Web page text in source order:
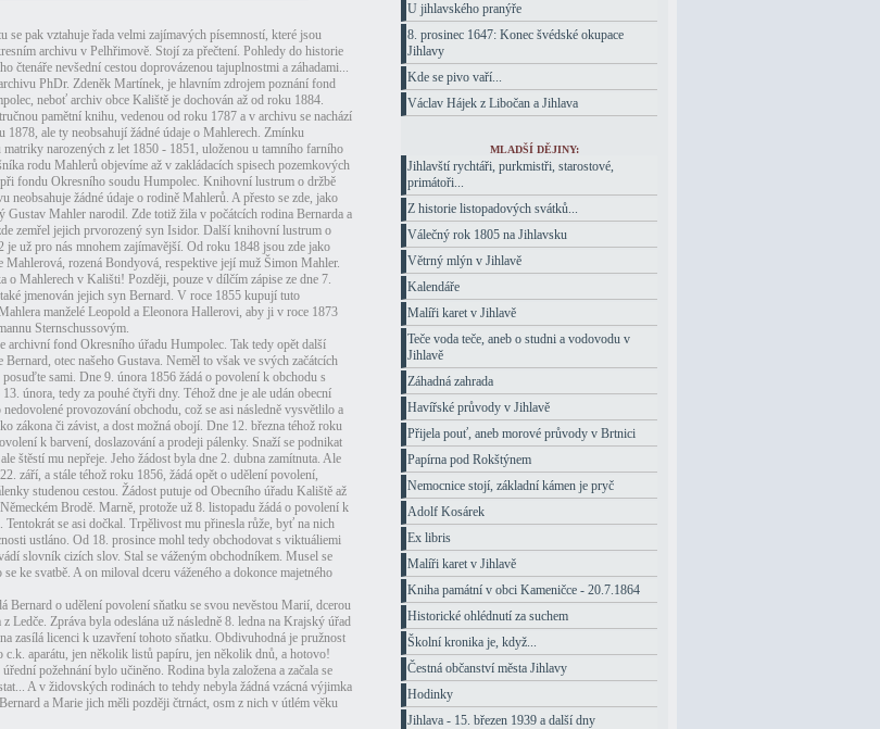
se pak vztahuje řada velmi zajímavých písemností, které jsou
archivu v Pelhřimově. Stojí za přečtení. Pohledy do historie
čtenáře nevšední cestou doprovázenou tajuplnostmi a záhadami...
PhDr. Zdeněk Martínek, je hlavním zdrojem poznání fond
neboť archiv obce Kaliště je dochován až od roku 1884.
pamětní knihu, vedenou od roku 1787 a v archivu se nachází
1878, ale ty neobsahují žádné údaje o Mahlerech. Zmínku
matriky narozených z let 1850 - 1851, uloženou u tamního farního
rodu Mahlerů objevíme až v zakládacích spisech pozemkových
fondu Okresního soudu Humpolec. Knihovní lustrum o držbě
neobsahuje žádné údaje o rodině Mahlerů. A přesto se zde, jako
Gustav Mahler narodil. Zde totiž žila v počátcích rodina Bernarda a
zemřel jejich prvorozený syn Isidor. Další knihovní lustrum o
je už pro nás mnohem zajímavější. Od roku 1848 jsou zde jako
Mahlerová, rozená Bondyová, respektive její muž Šimon Mahler.
o Mahlerech v Kališti! Později, pouze v dílčím zápise ze dne 7.
jmenován jejich syn Bernard. V roce 1855 kupují tuto
manželé Leopold a Eleonora Hallerovi, aby ji v roce 1873
Sternschussovým.
archivní fond Okresního úřadu Humpolec. Tak tedy opět další
otec našeho Gustava. Neměl to však ve svých začátcích
posuďte sami. Dne 9. února 1856 žádá o povolení k obchodu s
února, tedy za pouhé čtyři dny. Téhož dne je ale udán obecní
provozování obchodu, což se asi následně vysvětlilo a
zákona či závist, a dost možná obojí. Dne 12. března téhož roku
k barvení, doslazování a prodeji pálenky. Snaží se podnikat
štěstí mu nepřeje. Jeho žádost byla dne 2. dubna zamítnuta. Ale
září, a stále téhož roku 1856, žádá opět o udělení povolení,
studenou cestou. Žádost putuje od Obecního úřadu Kaliště až
Brodě. Marně, protože už 8. listopadu žádá o povolení k
Tentokrát se asi dočkal. Trpělivost mu přinesla růže, byť na nich
ustláno. Od 18. prosince mohl tedy obchodovat s viktuáliemi
slovník cizích slov. Stal se váženým obchodníkem. Musel se
ke svatbě. A on miloval dceru váženého a dokonce majetného
Bernard o udělení povolení sňatku se svou nevěstou Marií, dcerou
Ledče. Zpráva byla odeslána už následně 8. ledna na Krajský úřad
zasílá licenci k uzavření tohoto sňatku. Obdivuhodná je pružnost
c.k. aparátu, jen několik listů papíru, jen několik dnů, a hotovo!
požehnání bylo učiněno. Rodina byla založena a začala se
A v židovských rodinách to tehdy nebyla žádná vzácná výjimka
a Marie jich měli později čtrnáct, osm z nich v útlém věku
U jihlavského pranýře
8. prosinec 1647: Konec švédské okupace
Jihlavy
Kde se pivo vaří...
Václav Hájek z Libočan a Jihlava
MLADŠÍ DĚJINY:
Jihlavští rychtáři, purkmistři, starostové,
primátoři...
Z historie listopadových svátků...
Válečný rok 1805 na Jihlavsku
Větrný mlýn v Jihlavě
Kalendáře
Malíři karet v Jihlavě
Teče voda teče, aneb o studni a vodovodu v
Jihlavě
Záhadná zahrada
Havířské průvody v Jihlavě
Přijela pouť, aneb morové průvody v Brtnici
Papírna pod Rokštýnem
Nemocnice stojí, základní kámen je pryč
Adolf Kosárek
Ex libris
Malíři karet v Jihlavě
Kniha památní v obci Kameničce - 20.7.1864
Historické ohlédnutí za suchem
Školní kronika je, když...
Čestná občanství města Jihlavy
Hodinky
Jihlava - 15. březen 1939 a další dny